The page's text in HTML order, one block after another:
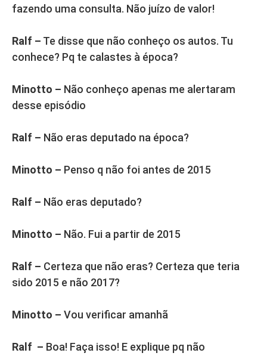
fazendo uma consulta. Não juízo de valor!
Ralf – Te disse que não conheço os autos. Tu
conhece? Pq te calastes à época?
Minotto – Não conheço apenas me alertaram
desse episódio
Ralf – Não eras deputado na época?
Minotto – Penso q não foi antes de 2015
Ralf – Não eras deputado?
Minotto – Não. Fui a partir de 2015
Ralf – Certeza que não eras? Certeza que teria
sido 2015 e não 2017?
Minotto – Vou verificar amanhã
Ralf – Boa! Faça isso! E explique pq não